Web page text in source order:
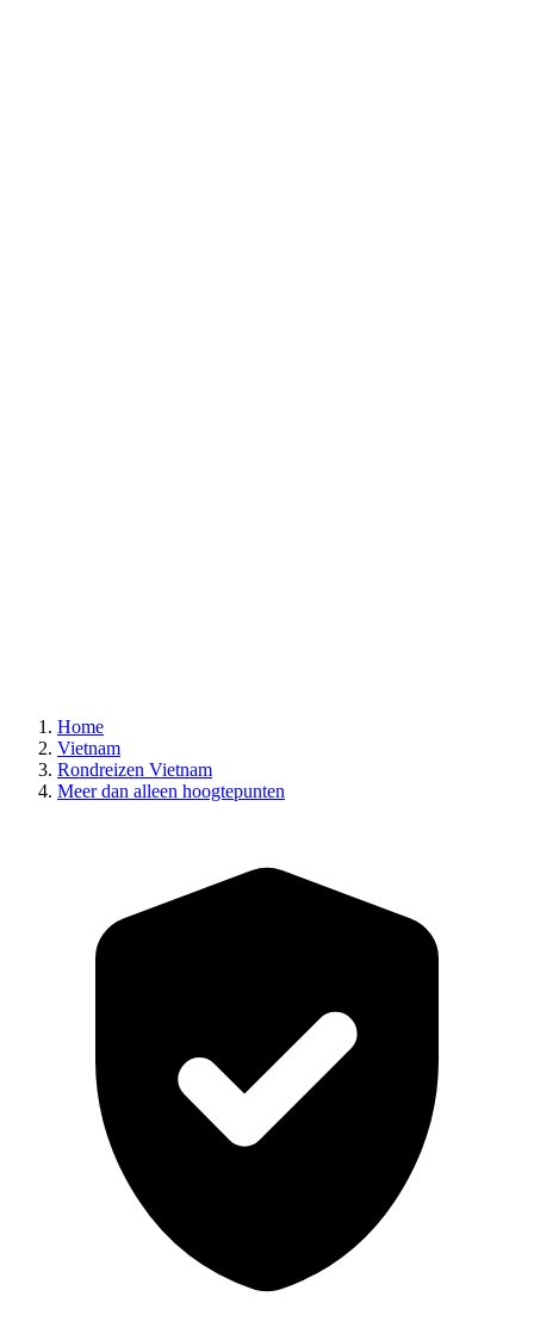
Home
Vietnam
Rondreizen Vietnam
Meer dan alleen hoogtepunten